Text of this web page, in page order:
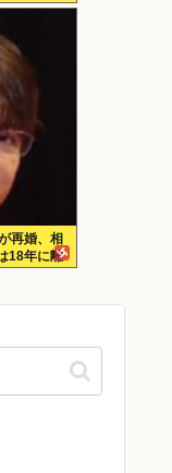
再婚、相
18年に離